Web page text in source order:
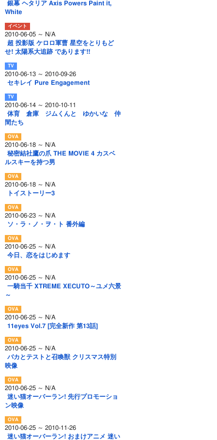
銀幕 ヘタリア Axis Powers Paint it,
White
2010-06-05 ～ N/A
超 投影版 ケロロ軍曹 星空をとりもど
せ! 太陽系大追跡 であります!!
2010-06-13 ～ 2010-09-26
セキレイ Pure Engagement
2010-06-14 ～ 2010-10-11
体育 倉庫 ジムくんと ゆかいな 仲
間たち
2010-06-18 ～ N/A
秘密結社鷹の爪 THE MOVIE 4 カスベ
ルスキーを持つ男
2010-06-18 ～ N/A
トイストーリー3
2010-06-23 ～ N/A
ソ・ラ・ノ・ヲ・ト 番外編
2010-06-25 ～ N/A
今日、恋をはじめます
2010-06-25 ～ N/A
一騎当千 XTREME XECUTO～ユメ六景
～
2010-06-25 ～ N/A
11eyes Vol.7 [完全新作 第13話]
2010-06-25 ～ N/A
バカとテストと召喚獣 クリスマス特別
映像
2010-06-25 ～ N/A
迷い猫オーバーラン! 先行プロモーショ
ン映像
2010-06-25 ～ 2010-11-26
迷い猫オーバーラン! おまけアニメ 迷い